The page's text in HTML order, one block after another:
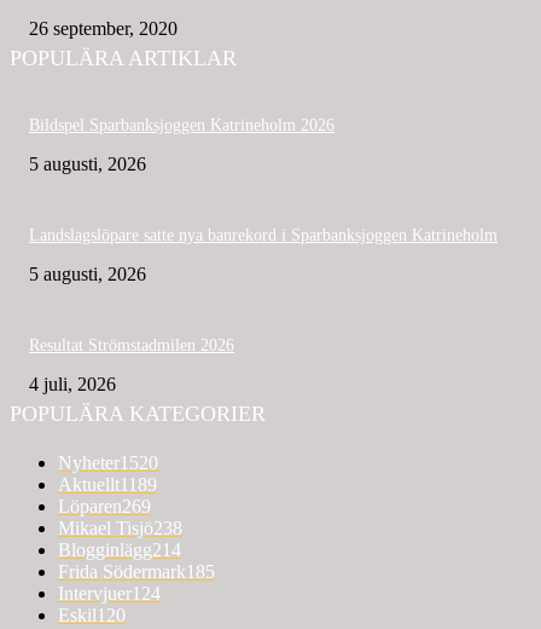
26 september, 2020
POPULÄRA ARTIKLAR
Bildspel Sparbanksjoggen Katrineholm 2026
5 augusti, 2026
Landslagslöpare satte nya banrekord i Sparbanksjoggen Katrineholm
5 augusti, 2026
Resultat Strömstadmilen 2026
4 juli, 2026
POPULÄRA KATEGORIER
Nyheter1520
Aktuellt1189
Löparen269
Mikael Tisjö238
Blogginlägg214
Frida Södermark185
Intervjuer124
Eskil120